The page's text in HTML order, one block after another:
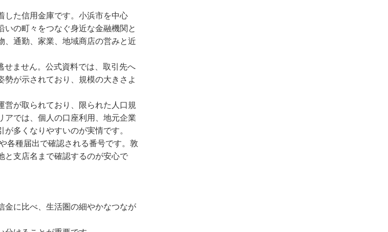
した信用金庫です。小浜市を中心
の町々をつなぐ身近な金融機関と
、通勤、家業、地域商店の営みと近
ません。公式資料では、取引先へ
が示されており、規模の大きさよ
営が取られており、限られた人口規
アでは、個人の口座利用、地元企業
多くなりやすいのが実情です。
各種届出で確認される番号です。敦
と支店名まで確認するのが安心で
金に比べ、生活圏の細やかなつなが